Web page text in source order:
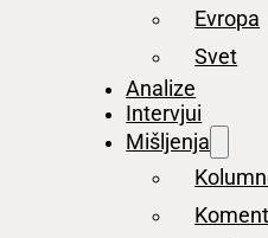
Evropa
Svet
Analize
Intervjui
Mišljenja